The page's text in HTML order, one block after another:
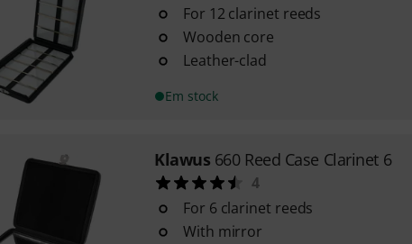
For 12 clarinet reeds
Wooden core
Leather-clad
Em stock
Klawus 660 Reed Case Clarinet 6
4
For 6 clarinet reeds
With mirror